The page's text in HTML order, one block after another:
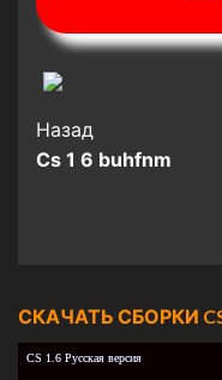
Post
Navigation
Назад
Cs 1 6 buhfnm
СКАЧАТЬ СБОРКИ
CS 1.6 Русская версия